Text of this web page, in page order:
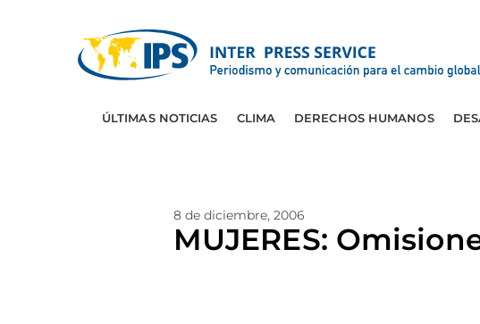
ÚLTIMAS NOTICIAS CLIMA DERECHOS HUMANOS
8 de diciembre, 2006
MUJERES: